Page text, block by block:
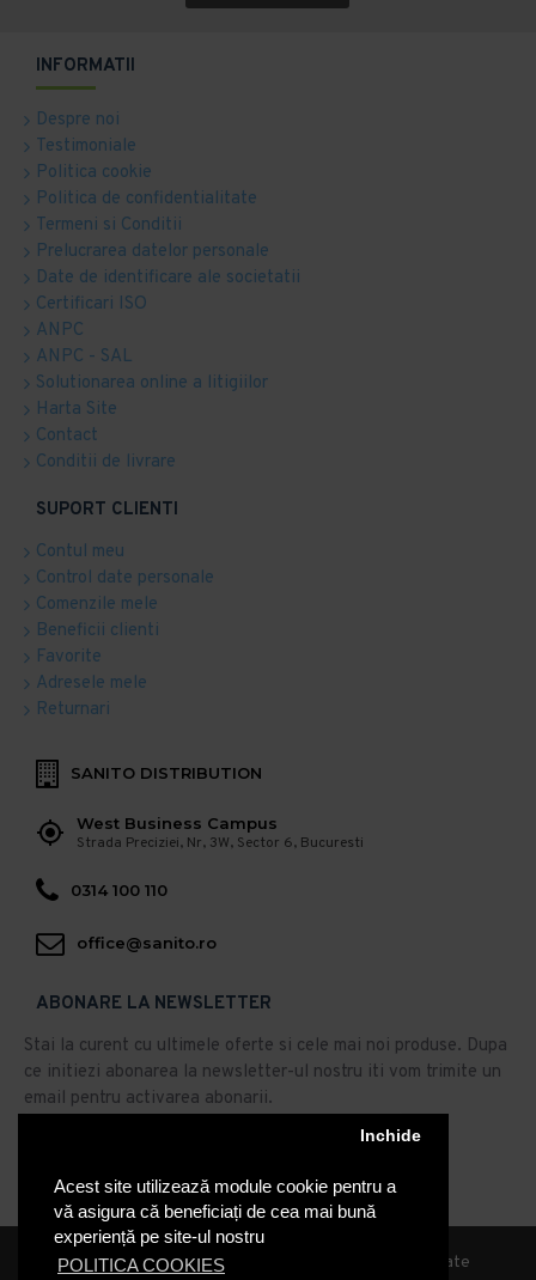
Acest site utilizează module cookie pentru a
vă asigura că beneficiați de cea mai bună
experiență pe site-ul nostru
POLITICA COOKIES
Inchide
INFORMATII
Despre noi
Testimoniale
Politica cookie
Politica de confidentialitate
Termeni si Conditii
Prelucrarea datelor personale
Date de identificare ale societatii
Certificari ISO
ANPC
ANPC - SAL
Solutionarea online a litigiilor
Harta Site
Contact
Conditii de livrare
SUPORT CLIENTI
Contul meu
Control date personale
Comenzile mele
Beneficii clienti
Favorite
Adresele mele
Returnari
SANITO DISTRIBUTION
West Business Campus
Strada Preciziei, Nr, 3W, Sector 6, Bucuresti
0314 100 110
office@sanito.ro
ABONARE LA NEWSLETTER
Stai la curent cu ultimele oferte si cele mai noi produse. Dupa
ce initiezi abonarea la newsletter-ul nostru iti vom trimite un
email pentru activarea abonarii.
Abonare
Am citit şi sunt de acord cu Politica de Confidentialitate
© 2019, Sanito Distribution, Toate drepturile rezervate